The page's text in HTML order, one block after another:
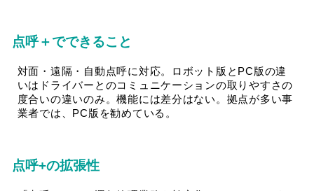
点呼＋でできること
対面・遠隔・自動点呼に対応。ロボット版とPC版の違
いはドライバーとのコミュニケーションの取りやすさの
度合いの違いのみ。機能には差分はない。拠点が多い事
業者では、PC版を勧めている。
点呼+の拡張性